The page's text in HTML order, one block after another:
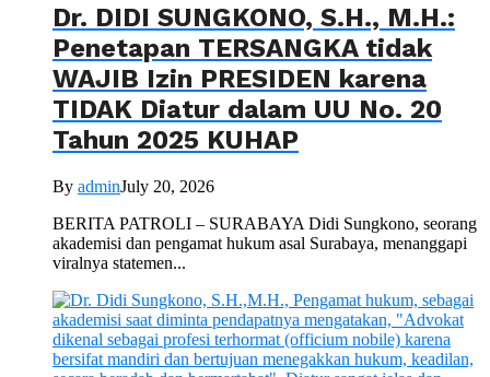
Dr. DIDI SUNGKONO, S.H., M.H.:
Penetapan TERSANGKA tidak
WAJIB Izin PRESIDEN karena
TIDAK Diatur dalam UU No. 20
Tahun 2025 KUHAP
By adminJuly 20, 2026
BERITA PATROLI – SURABAYA Didi Sungkono, seorang
akademisi dan pengamat hukum asal Surabaya, menanggapi
viralnya statemen...